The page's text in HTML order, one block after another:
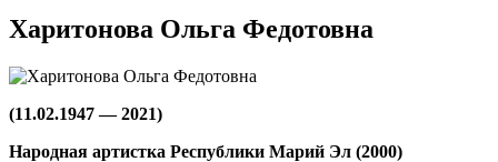
Харитонова Ольга Федотовна
(11.02.1947 — 2021)
Народная артистка Республики Марий Эл (2000)